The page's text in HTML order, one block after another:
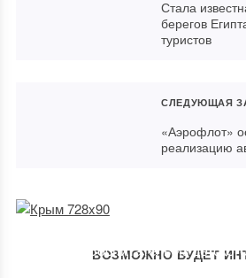
Стала
берегов
туристов
СЛЕДУЮЩАЯ
«Аэрофлот»
реализацию
ВОЗМОЖНО БУДЕТ
Воспитатель из